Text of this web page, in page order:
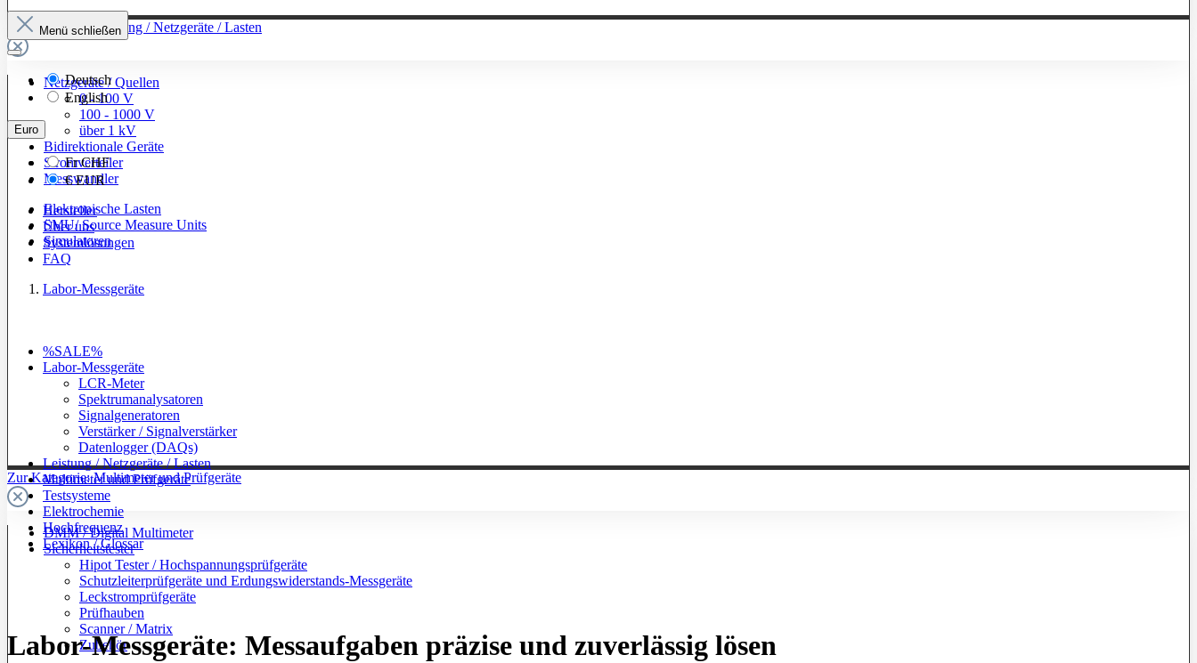
Zur Kategorie: Leistung / Netzgeräte / Lasten
Netzgeräte / Quellen
0 - 100 V
100 - 1000 V
über 1 kV
Bidirektionale Geräte
Stromverteiler
Messwandler
Elektronische Lasten
SMU/ Source Measure Units
Simulatoren
Zur Kategorie: Multimeter und Prüfgeräte
DMM / Digital Multimeter
Sicherheitstester
Hipot Tester / Hochspannungsprüfgeräte
Schutzleiterprüfgeräte und Erdungswiderstands-Messgeräte
Leckstromprüfgeräte
Prüfhauben
Scanner / Matrix
Zubehör
Menü schließen
Deutsch
English
Euro
FrCHF
€EUR
Hersteller
Über uns
Systemlösungen
FAQ
Labor-Messgeräte
%SALE%
Labor-Messgeräte
LCR-Meter
Spektrumanalysatoren
Signalgeneratoren
Verstärker / Signalverstärker
Datenlogger (DAQs)
Leistung / Netzgeräte / Lasten
Multimeter und Prüfgeräte
Testsysteme
Elektrochemie
Hochfrequenz
Lexikon / Glossar
Labor-Messgeräte: Messaufgaben präzise und zuverlässig lösen